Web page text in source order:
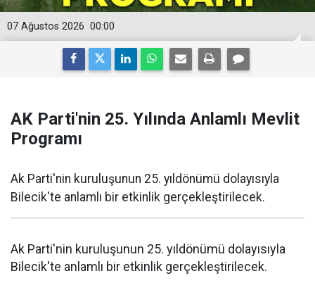
00:00
07 Ağustos 2026
AK Parti'nin 25. Yılında Anlamlı Mevlit
Programı
Ak Parti'nin kuruluşunun 25. yıldönümü dolayısıyla
Bilecik'te anlamlı bir etkinlik gerçekleştirilecek.
Ak Parti'nin kuruluşunun 25. yıldönümü dolayısıyla
Bilecik'te anlamlı bir etkinlik gerçekleştirilecek.